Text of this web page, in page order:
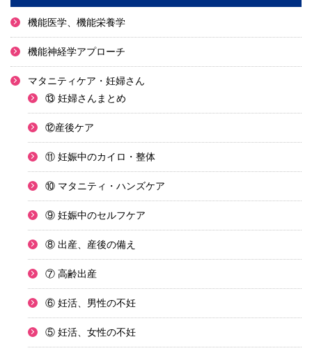
機能医学、機能栄養学
機能神経学アプローチ
マタニティケア・妊婦さん
⑬ 妊婦さんまとめ
⑫産後ケア
⑪ 妊娠中のカイロ・整体
⑩ マタニティ・ハンズケア
⑨ 妊娠中のセルフケア
⑧ 出産、産後の備え
⑦ 高齢出産
⑥ 妊活、男性の不妊
⑤ 妊活、女性の不妊